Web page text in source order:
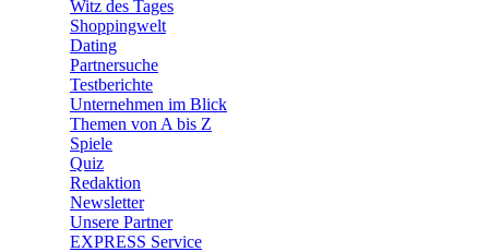
Witz des Tages
Shoppingwelt
Dating
Partnersuche
Testberichte
Unternehmen im Blick
Themen von A bis Z
Spiele
Quiz
Redaktion
Newsletter
Unsere Partner
EXPRESS Service